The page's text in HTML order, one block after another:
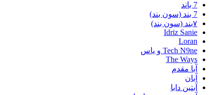
7 باند
7 بند (سون بند)
۷بند (سون بند)
Idriz Sanie
Loran
Tech N9ne و یاس
The Ways
آبا مقدم
آبان
آبتین دابا